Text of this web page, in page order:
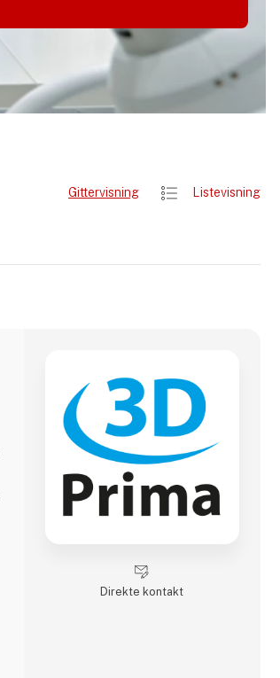
Gittervisning Listevisning
Direkte kontakt